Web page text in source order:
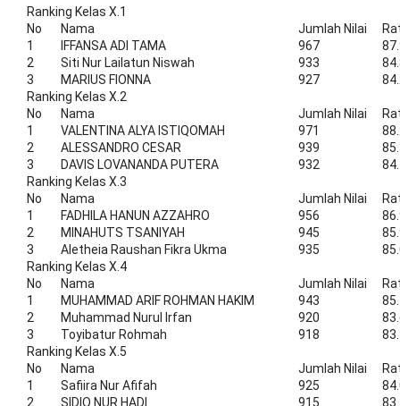
Ranking Kelas X.1
No
Nama Jumlah Nilai
1
IFFANSA ADI TAMA 967
2
Siti Nur Lailatun Niswah 933
3
MARIUS FIONNA 927
Ranking Kelas X.2
No
Nama Jumlah Nilai
1
VALENTINA ALYA ISTIQOMAH 971
2
ALESSANDRO CESAR 939
3
DAVIS LOVANANDA PUTERA 932
Ranking Kelas X.3
No
Nama Jumlah Nilai
1
FADHILA HANUN AZZAHRO 956
2
MINAHUTS TSANIYAH 945
3
Aletheia Raushan Fikra Ukma 935
Ranking Kelas X.4
No
Nama Jumlah Nilai
1
MUHAMMAD ARIF ROHMAN HAKIM 943
2
Muhammad Nurul Irfan 920
3
Toyibatur Rohmah 918
Ranking Kelas X.5
No
Nama Jumlah Nilai
1
Safiira Nur Afifah 925
2
SIDIQ NUR HADI 915